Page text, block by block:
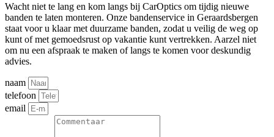
Wacht niet te lang en kom langs bij CarOptics om tijdig nieuwe
banden te laten monteren. Onze bandenservice in Geraardsbergen
staat voor u klaar met duurzame banden, zodat u veilig de weg op
kunt of met gemoedsrust op vakantie kunt vertrekken. Aarzel niet
om nu een afspraak te maken of langs te komen voor deskundig
advies.
naam
telefoon
email